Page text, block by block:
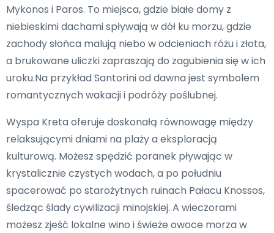
Mykonos i Paros. To miejsca, gdzie białe domy z
niebieskimi dachami spływają w dół ku morzu, gdzie
zachody słońca malują niebo w odcieniach różu i złota,
a brukowane uliczki zapraszają do zagubienia się w ich
uroku.Na przykład Santorini od dawna jest symbolem
romantycznych wakacji i podróży poślubnej.
Wyspa Kreta oferuje doskonałą równowagę między
relaksującymi dniami na plaży a eksploracją
kulturową. Możesz spędzić poranek pływając w
krystalicznie czystych wodach, a po południu
spacerować po starożytnych ruinach Pałacu Knossos,
śledząc ślady cywilizacji minojskiej. A wieczorami
możesz zjeść lokalne wino i świeże owoce morza w